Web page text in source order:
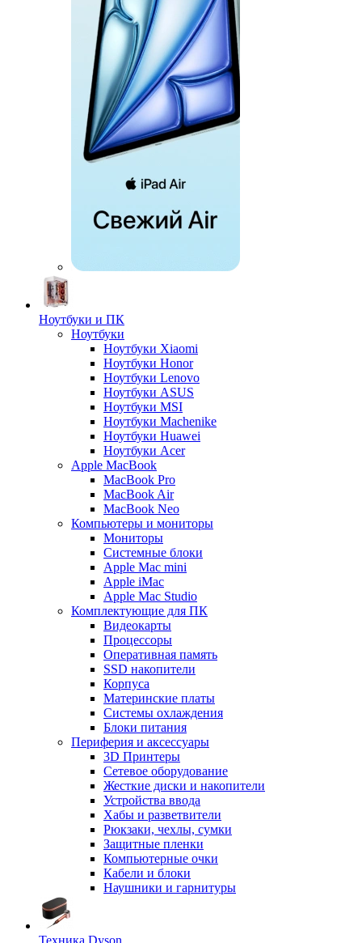
Ноутбуки и ПК
Ноутбуки
Ноутбуки Xiaomi
Ноутбуки Honor
Ноутбуки Lenovo
Ноутбуки ASUS
Ноутбуки MSI
Ноутбуки Machenike
Ноутбуки Huawei
Ноутбуки Acer
Apple MacBook
MacBook Pro
MacBook Air
MacBook Neo
Компьютеры и мониторы
Мониторы
Системные блоки
Apple Mac mini
Apple iMac
Apple Mac Studio
Комплектующие для ПК
Видеокарты
Процессоры
Оперативная память
SSD накопители
Корпуса
Материнские платы
Системы охлаждения
Блоки питания
Периферия и аксессуары
3D Принтеры
Сетевое оборудование
Жесткие диски и накопители
Устройства ввода
Хабы и разветвители
Рюкзаки, чехлы, сумки
Защитные пленки
Компьютерные очки
Кабели и блоки
Наушники и гарнитуры
Техника Dyson